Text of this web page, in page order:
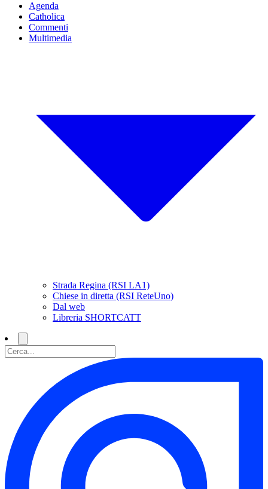
Agenda
Catholica
Commenti
Multimedia
Strada Regina (RSI LA1)
Chiese in diretta (RSI ReteUno)
Dal web
Libreria SHORTCATT